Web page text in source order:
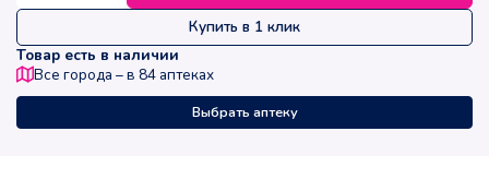
Купить в 1 клик
Товар есть в наличии
Все города – в 84 аптеках
Выбрать аптеку